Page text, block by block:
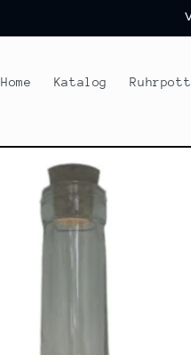
Home Katalog Ruhrpott